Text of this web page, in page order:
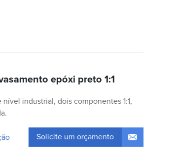
epóxi preto 1:1
industrial, dois componentes 1:1,
Solicite um orçamento